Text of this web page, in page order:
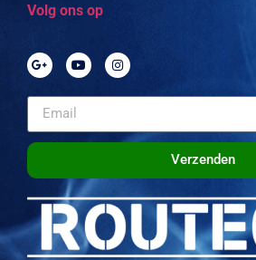
Volg ons op
Verzenden